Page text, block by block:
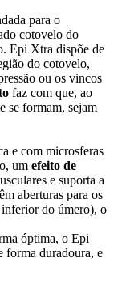
para o
cotovelo do
Epi Xtra dispõe de
do cotovelo,
ou os vincos
faz com que, ao
se formam, sejam
e com microsferas
um efeito de
e suporta a
aberturas para os
inferior do úmero), o
óptima, o Epi
forma duradoura, e